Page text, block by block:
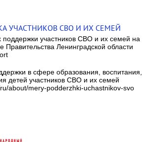
УЧАСТНИКОВ СВО И ИХ СЕМЕЙ
участников СВО и их семей на
Ленинградской области
в сфере образования, воспитания,
детей участников СВО и их семей
about/mery-podderzhki-uchastnikov-svo